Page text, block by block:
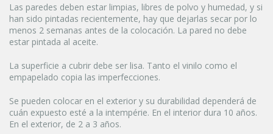
Las paredes deben estar limpias, libres de polvo y humedad, y si
han sido pintadas recientemente, hay que dejarlas secar por lo
menos 2 semanas antes de la colocación. La pared no debe
estar pintada al aceite.
La superficie a cubrir debe ser lisa. Tanto el vinilo como el
empapelado copia las imperfecciones.
Se pueden colocar en el exterior y su durabilidad dependerá de
cuán expuesto esté a la intempérie. En el interior dura 10 años.
En el exterior, de 2 a 3 años.